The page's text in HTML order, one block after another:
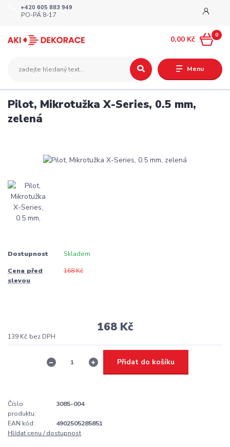
Menu
+420 605 883 949
PO-PÁ 8-17
0
0,00 Kč
Pilot, Mikrotužka X-Series, 0.5 mm,
zelená
Dostupnost Skladem
Cena před
slevou
168 Kč
168 Kč
139 Kč bez DPH
Přidat do košíku
Číslo
produktu:
3085-004
EAN kód:
4902505285851
Hlídat cenu / dostupnost